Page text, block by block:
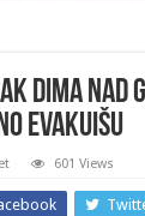
DIMA
EVAKUIŠU
601 Views